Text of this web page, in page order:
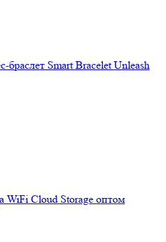
браслет Smart Bracelet Unleash
WiFi Cloud Storage оптом